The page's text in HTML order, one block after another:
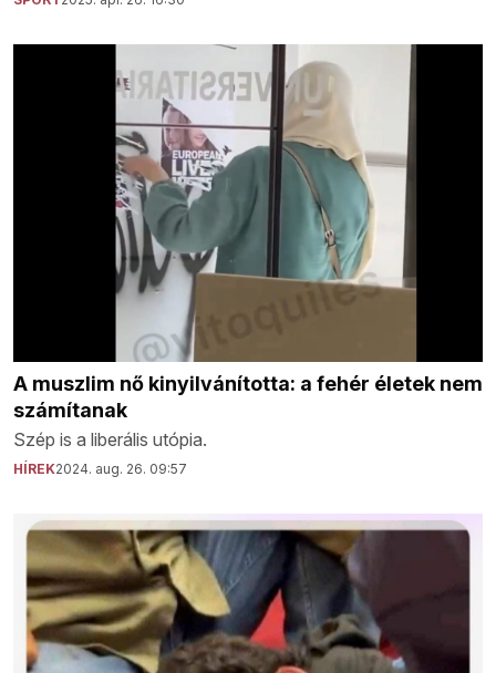
A muszlim nő kinyilvánította: a fehér életek nem
számítanak
Szép is a liberális utópia.
HÍREK2024. aug. 26. 09:57